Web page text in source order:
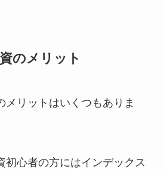
のメリット
メリットはいくつもありま
初心者の方にはインデックス